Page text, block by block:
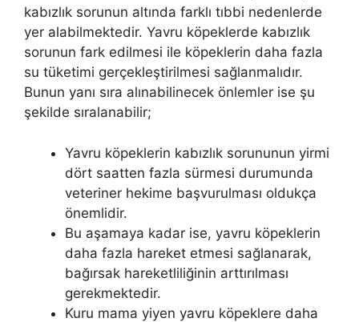
kabızlık sorunun altında farklı tıbbi nedenlerde
yer alabilmektedir. Yavru köpeklerde kabızlık
sorunun fark edilmesi ile köpeklerin daha fazla
su tüketimi gerçekleştirilmesi sağlanmalıdır.
Bunun yanı sıra alınabilinecek önlemler ise şu
şekilde sıralanabilir;
Yavru köpeklerin kabızlık sorununun yirmi
dört saatten fazla sürmesi durumunda
veteriner hekime başvurulması oldukça
önemlidir.
Bu aşamaya kadar ise, yavru köpeklerin
daha fazla hareket etmesi sağlanarak,
bağırsak hareketliliğinin arttırılması
gerekmektedir.
Kuru mama yiyen yavru köpeklere daha